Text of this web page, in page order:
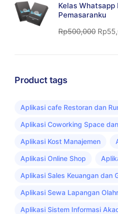
Kelas
Pemasaranku
Rp500,000 Rp
Product tags
Aplikasi cafe Restoran dan
Aplikasi Coworking Space
Aplikasi Kost Manajemen
Aplikasi Online Shop
Aplikasi Sales Keuangan dan
Aplikasi Sewa Lapangan
Aplikasi Sistem Informasi